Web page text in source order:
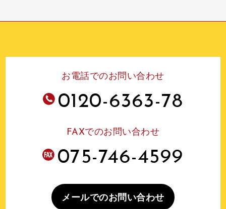
お電話でのお問い合わせ
0120-6363-78
FAXでのお問い合わせ
075-746-4599
メールでのお問い合わせ